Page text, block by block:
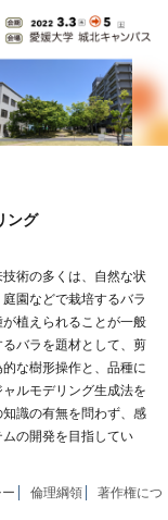
ング
術の多くは、自然な状
園などで栽培するバラ
植えられることが一般
バラを題材として、剪
な樹形操作と、品種に
ルモデリング生成法を
識の有無を問わず、感
の開発を目指してい
倫理綱領
著作権につ